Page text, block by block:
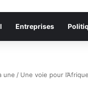
Entreprises
une / Une voie pour